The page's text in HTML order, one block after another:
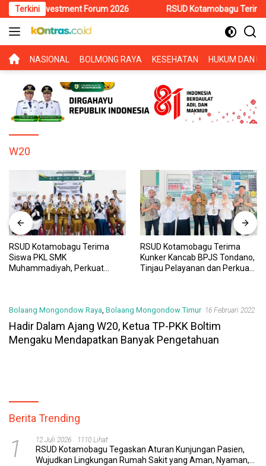
Langsung
ke
konten
Terkini
Investment Forum 2026 RSUD Kotamobagu Terima
BERANDA
NASIONAL BOLMONG RAYA KESEHATAN HUKUM DAN
W20
RSUD Kotamobagu Terima
Siswa PKL SMK
Muhammadiyah, Perkuat
RSUD Kotamobagu Terima
Kunker Kancab BPJS Tondano,
Tinjau Pelayanan dan Perkuat
Bolaang Mongondow Raya, Bolaang Mongondow Timur 16 Februari 2022
Hadir Dalam Ajang W20, Ketua TP-PKK Boltim
Mengaku Mendapatkan Banyak Pengetahuan
Berita Trending
1 12 Juli 2026 1110 Lihat
RSUD Kotamobagu Tegaskan Aturan Kunjungan Pasien,
Wujudkan Lingkungan Rumah Sakit yang Aman, Nyaman,